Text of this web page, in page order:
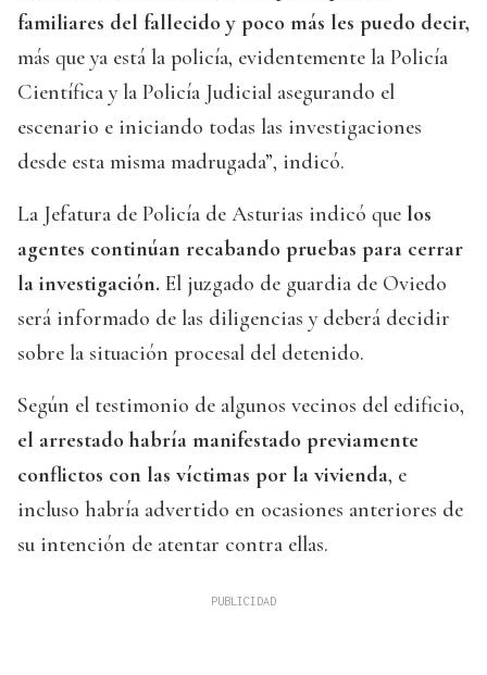
familiares del fallecido y poco más les puedo decir,
más que ya está la policía, evidentemente la Policía
Científica y la Policía Judicial asegurando el
escenario e iniciando todas las investigaciones
desde esta misma madrugada”, indicó.
La Jefatura de Policía de Asturias indicó que los
agentes continúan recabando pruebas para cerrar
la investigación. El juzgado de guardia de Oviedo
será informado de las diligencias y deberá decidir
sobre la situación procesal del detenido.
Según el testimonio de algunos vecinos del edificio,
el arrestado habría manifestado previamente
conflictos con las víctimas por la vivienda, e
incluso habría advertido en ocasiones anteriores de
su intención de atentar contra ellas.